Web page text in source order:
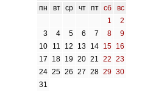
пн
вт ср чт пт сб
вс
1
2
3
4 5 6 7 8
9
10
11 12 13 14 15 16
17
18 19 20 21 22 23
24 25 26 27 28 29 30
31